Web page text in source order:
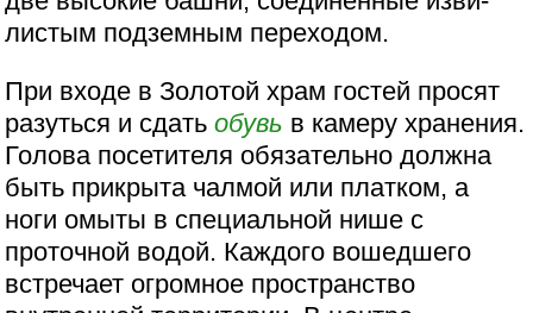
листым подземным переходом.
При входе в Золотой храм гостей просят
разуться и сдатьобувь в камеру хранения.
Голова посетителя обязательно должна
быть прикрыта чалмой или платком, а
ноги омыты в специальной нише с
проточной водой. Каждого вошедшего
встречает огромное пространство